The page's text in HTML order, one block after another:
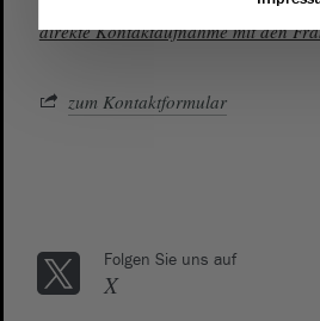
direkte Kontaktaufnahme mit den
zum Kontaktformular
Folgen Sie uns auf
X